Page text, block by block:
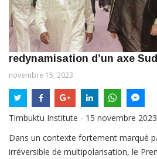
redynamisation d’un axe
novembre 15, 2023
Timbuktu Institute - 15 novembre 2023
Dans un contexte fortement marqué
irréversible de multipolarisation, le